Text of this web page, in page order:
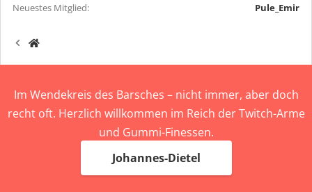
Neuestes Mitglied
Pule_Emir
Im Wendekreis des Barsches – nicht immer, aber doch
recht oft. Herzlich willkommen im Reich der Twitch-Arme
und Gummi-Finessen.
Johannes-Dietel